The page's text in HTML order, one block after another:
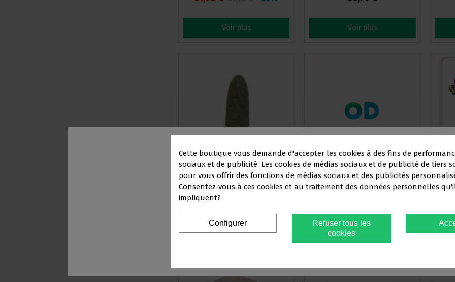
Ce site Web s'adresseexclusivementà
PROFESSIONNELS DU SECTEUR
Vous devez confirmer que vous êtes un professionnel
Voir plus Voir plus
POINTES POUR RÉSINE 10 X 23 MM FIL DE LABORATOIRE PETIT
Voir plus
Cette boutique vous demande d'accepter les cookies à des fins de
sociaux et de publicité. Les cookies de médias sociaux et de publicité de tiers
pour vous offrir des fonctions de médias sociaux et des publicités
Consentez-vous à ces cookies et au traitement des données personnelles
impliquent?
Refuser tous les
cookies
Configurer